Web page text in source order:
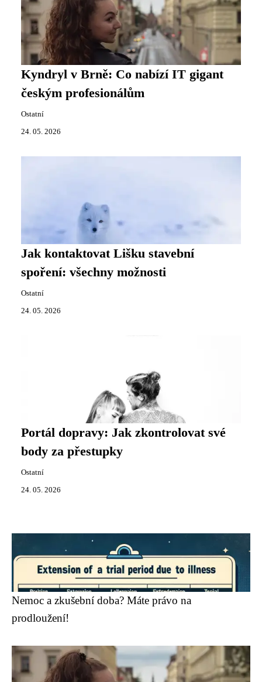
Kyndryl v Brně: Co nabízí IT gigant
českým profesionálům
Ostatní
24. 05. 2026
Jak kontaktovat Lišku stavební
spoření: všechny možnosti
Ostatní
24. 05. 2026
Portál dopravy: Jak zkontrolovat své
body za přestupky
Ostatní
24. 05. 2026
Nemoc a zkušební doba? Máte právo na
prodloužení!